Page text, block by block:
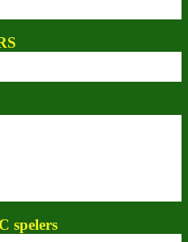
spelers